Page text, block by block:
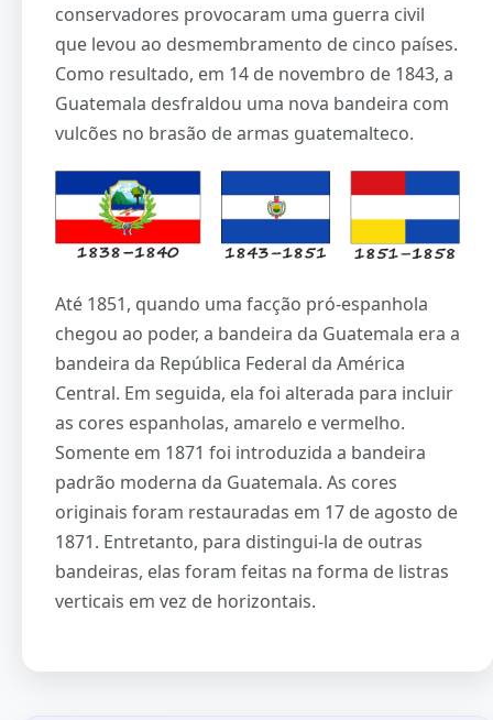
conservadores provocaram uma guerra civil
que levou ao desmembramento de cinco países.
Como resultado, em 14 de novembro de 1843, a
Guatemala desfraldou uma nova bandeira com
vulcões no brasão de armas guatemalteco.
Até 1851, quando uma facção pró-espanhola
chegou ao poder, a bandeira da Guatemala era a
bandeira da República Federal da América
Central. Em seguida, ela foi alterada para incluir
as cores espanholas, amarelo e vermelho.
Somente em 1871 foi introduzida a bandeira
padrão moderna da Guatemala. As cores
originais foram restauradas em 17 de agosto de
1871. Entretanto, para distingui-la de outras
bandeiras, elas foram feitas na forma de listras
verticais em vez de horizontais.